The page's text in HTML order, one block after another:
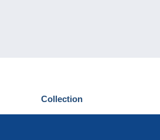
Collection
Cartes postales